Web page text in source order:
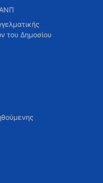
του Δημοσίου